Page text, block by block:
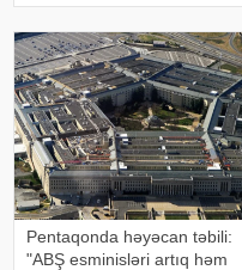
verir ki, bu barədə XİN-in "X"
sosial şəbəkə hesabında paylaşı
Pentaqonda həyəcan təbili:
"ABŞ esminisləri artıq həm